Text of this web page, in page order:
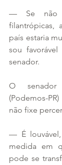
— Se não
filantrópicas,
país estaria
sou
senador.
O senador
(Podemos-
não fixe
— É
medida em
pode se